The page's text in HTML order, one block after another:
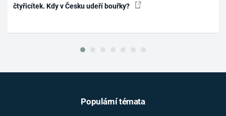
čtyřicítek. Kdy v Česku udeří bouřky?
Populární témata